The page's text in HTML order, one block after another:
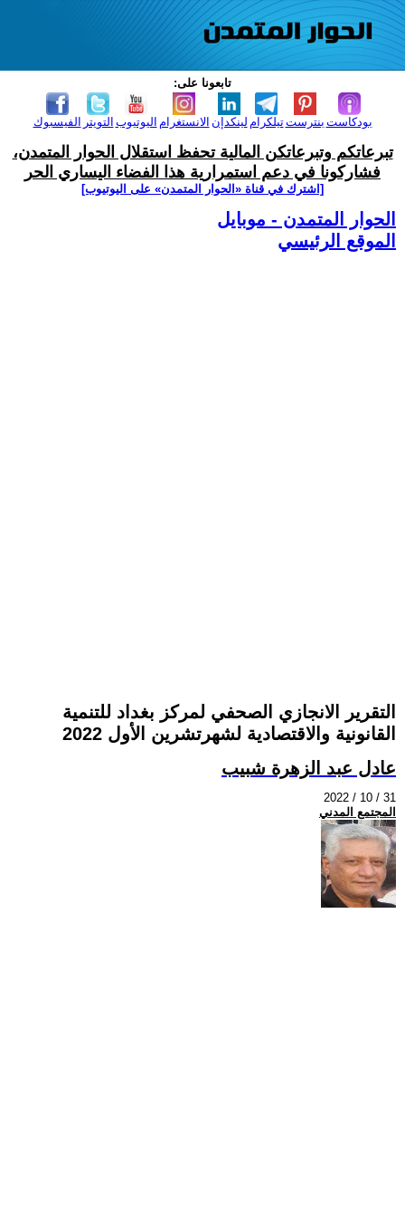
تابعونا على:
الفيسبوك التويتر اليوتيوب الانستغرام لينكدإن تيلكرامبنترست بودكاست
تبرعاتكم وتبرعاتكن المالية تحفظ استقلال الحوار المتمدن،
فشاركونا في دعم استمرارية هذا الفضاء اليساري الحر
[اشترك في قناة ‫«الحوار المتمدن» على اليوتيوب]
الحوار المتمدن - موبايل
الموقع الرئيسي
التقرير الانجازي الصحفي لمركز بغداد للتنمية
القانونية والاقتصادية لشهرتشرين الأول 2022
عادل عبد الزهرة شبيب
2022 / 10 / 31
المجتمع المدني